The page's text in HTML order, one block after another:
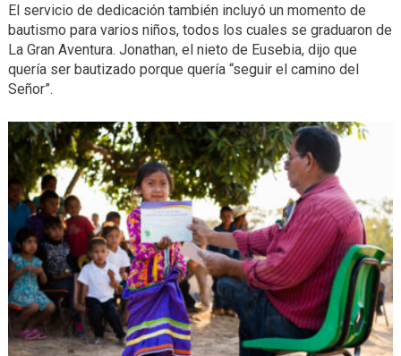
El servicio de dedicación también incluyó un momento de
bautismo para varios niños, todos los cuales se graduaron de
La Gran Aventura. Jonathan, el nieto de Eusebia, dijo que
quería ser bautizado porque quería “seguir el camino del
Señor”.